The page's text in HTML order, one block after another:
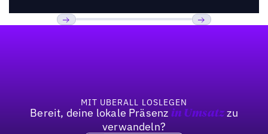
MIT UBERALL LOSLEGEN
Bereit, deine lokale Präsenz in Umsatzzu
verwandeln?